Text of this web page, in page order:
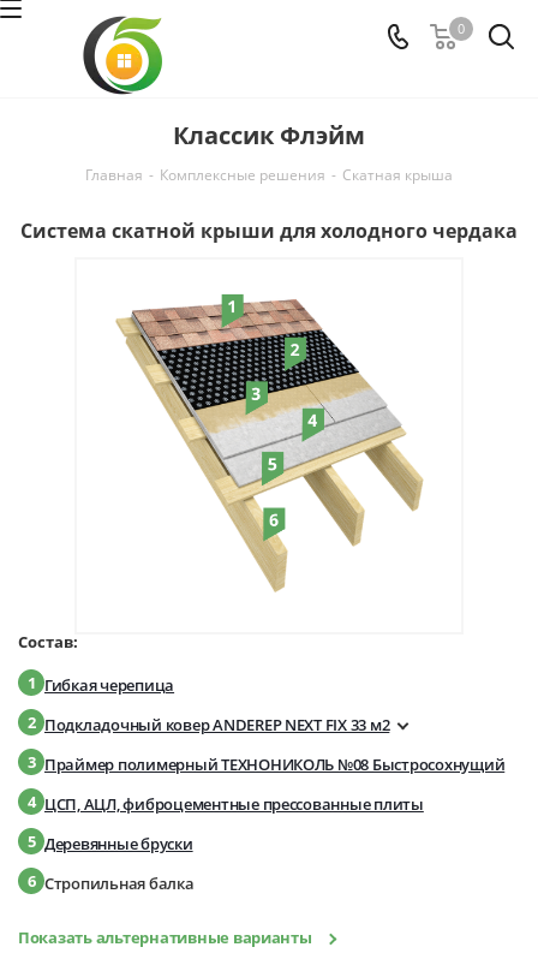
0
Классик Флэйм
Главная - Комплексные решения - Скатная крыша
Система скатной крыши для холодного чердака
Состав:
1 Гибкая черепица
2 Подкладочный ковер ANDEREP NEXT FIX 33 м2
3 Праймер полимерный ТЕХНОНИКОЛЬ №08 Быстросохнущий
4 ЦСП, АЦЛ, фиброцементные прессованные плиты
5 Деревянные бруски
6 Стропильная балка
Показать альтернативные варианты